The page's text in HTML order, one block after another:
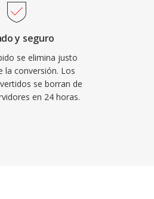
y seguro
se elimina justo
la conversión. Los
se borran de
en 24 horas.